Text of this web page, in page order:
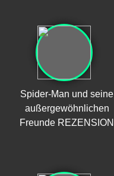
Spider-Man und seine
außergewöhnlichen
Freunde REZENSION